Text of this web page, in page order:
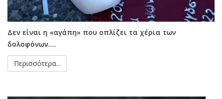
Δεν είναι η «αγάπη» που οπλίζει τα χέρια των
δολοφόνων....
Περισσότερα...